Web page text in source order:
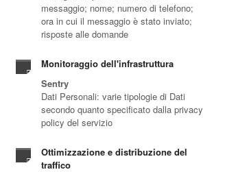
messaggio; nome; numero di telefono;
ora in cui il messaggio è stato inviato;
risposte alle domande
Monitoraggio dell'infrastruttura
Sentry
Dati Personali: varie tipologie di Dati
secondo quanto specificato dalla privacy
policy del servizio
Ottimizzazione e distribuzione del
traffico